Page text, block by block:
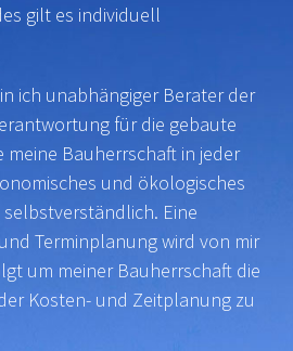
gilt es individuell
ich unabhängiger Berater der
für die gebaute
Bauherrschaft in jeder
und ökologisches
Eine
Terminplanung wird von mir
um meiner Bauherrschaft die
Kosten- und Zeitplanung zu